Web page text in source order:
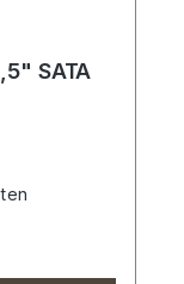
SATA